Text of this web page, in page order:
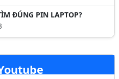
ĐÚNG PIN LAPTOP?